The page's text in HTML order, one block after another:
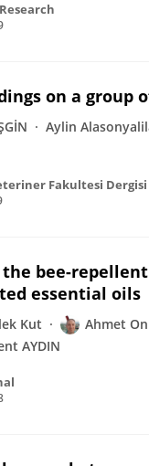
on a group
Aylin
Fakultesi Dergisi
bee-
essential oils
Kut Ahmet
AYDIN